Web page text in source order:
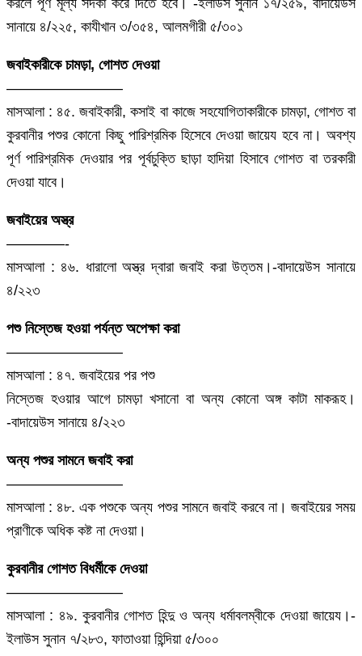
করলে পূর্ণ মূল্য সদকা করে দিতে হবে। -ইলাউস সুনান ১৭/২৫৯, বাদায়েউস
সানায়ে ৪/২২৫, কাযীখান ৩/৩৫৪, আলমগীরী ৫/৩০১
জবাইকারীকে চামড়া, গোশত দেওয়া
————————
মাসআলা : ৪৫. জবাইকারী, কসাই বা কাজে সহযোগিতাকারীকে চামড়া, গোশত বা
কুরবানীর পশুর কোনো কিছু পারিশ্রমিক হিসেবে দেওয়া জায়েয হবে না। অবশ্য
পূর্ণ পারিশ্রমিক দেওয়ার পর পূর্বচুক্তি ছাড়া হাদিয়া হিসাবে গোশত বা তরকারী
দেওয়া যাবে।
জবাইয়ের অস্ত্র
————-
মাসআলা : ৪৬. ধারালো অস্ত্র দ্বারা জবাই করা উত্তম।-বাদায়েউস সানায়ে
৪/২২৩
পশু নিস্তেজ হওয়া পর্যন্ত অপেক্ষা করা
————————
মাসআলা : ৪৭. জবাইয়ের পর পশু
নিস্তেজ হওয়ার আগে চামড়া খসানো বা অন্য কোনো অঙ্গ কাটা মাকরূহ।
-বাদায়েউস সানায়ে ৪/২২৩
অন্য পশুর সামনে জবাই করা
————————
মাসআলা : ৪৮. এক পশুকে অন্য পশুর সামনে জবাই করবে না। জবাইয়ের সময়
প্রাণীকে অধিক কষ্ট না দেওয়া।
কুরবানীর গোশত বিধর্মীকে দেওয়া
————————
মাসআলা : ৪৯. কুরবানীর গোশত হিন্দু ও অন্য ধর্মাবলম্বীকে দেওয়া জায়েয।-
ইলাউস সুনান ৭/২৮৩, ফাতাওয়া হিন্দিয়া ৫/৩০০